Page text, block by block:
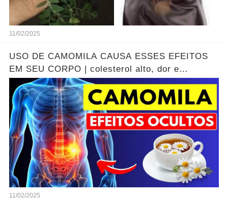
11/02/2025
USO DE CAMOMILA CAUSA ESSES EFEITOS
EM SEU CORPO | colesterol alto, dor e
inflamação?
11/02/2025